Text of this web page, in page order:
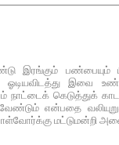
இரங்கும் பண்பையும்
ஓடியவிடத்து இவை
கெடுத்துக்
என்பதை
மட்டுமன்றி